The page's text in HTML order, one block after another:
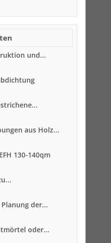
und...
aus Holz...
130-140qm
der...
oder...